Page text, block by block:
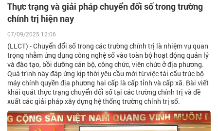
Thực trạng và giải pháp chuyển đổi số trong trường
chính trị hiện nay
07/09/2025 12:06
(LLCT) - Chuyển đổi số trong các trường chính trị là nhiệm vụ quan
trọng nhằm ứng dụng công nghệ số vào toàn bộ hoạt động quản lý
và đào tạo, bồi dưỡng cán bộ, công chức, viên chức ở địa phương.
Quá trình này đáp ứng kịp thời yêu cầu mới từ việc tái cấu trúc bộ
máy chính quyền địa phương hai cấp là cấp tỉnh và cấp xã. Bài viết
khái quát thực trạng chuyển đổi số tại các trường chính trị và đề
xuất các giải pháp xây dựng hệ thống trường chính trị số.